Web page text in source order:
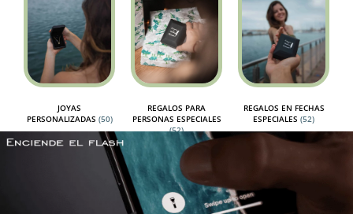
JOYAS
PERSONALIZADAS (50)
REGALOS PARA
PERSONAS ESPECIALES
(52)
REGALOS EN FECHAS
ESPECIALES (52)